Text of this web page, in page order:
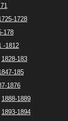
1728
178
-1812
1828-183
185
1876
1888-1889
1893-1894